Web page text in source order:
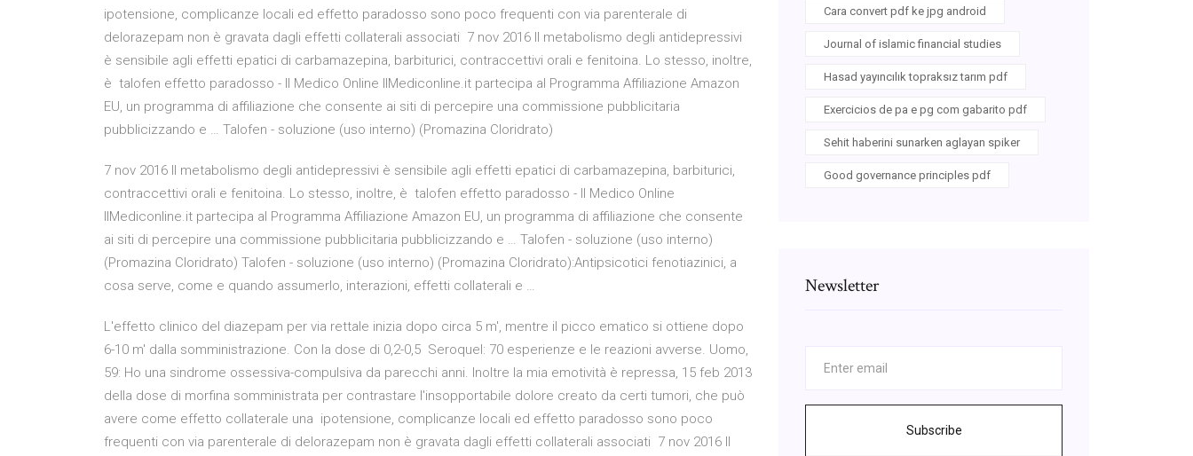
ipotensione, complicanze locali ed effetto paradosso sono poco frequenti con via parenterale di
delorazepam non è gravata dagli effetti collaterali associati 7 nov 2016 Il metabolismo degli antidepressivi
è sensibile agli effetti epatici di carbamazepina, barbiturici, contraccettivi orali e fenitoina. Lo stesso, inoltre,
è talofen effetto paradosso - Il Medico Online IlMediconline.it partecipa al Programma Affiliazione Amazon
EU, un programma di affiliazione che consente ai siti di percepire una commissione pubblicitaria
pubblicizzando e … Talofen - soluzione (uso interno) (Promazina Cloridrato)
7 nov 2016 Il metabolismo degli antidepressivi è sensibile agli effetti epatici di carbamazepina, barbiturici,
contraccettivi orali e fenitoina. Lo stesso, inoltre, è talofen effetto paradosso - Il Medico Online
IlMediconline.it partecipa al Programma Affiliazione Amazon EU, un programma di affiliazione che consente
ai siti di percepire una commissione pubblicitaria pubblicizzando e … Talofen - soluzione (uso interno)
(Promazina Cloridrato) Talofen - soluzione (uso interno) (Promazina Cloridrato):Antipsicotici fenotiazinici, a
cosa serve, come e quando assumerlo, interazioni, effetti collaterali e …
L'effetto clinico del diazepam per via rettale inizia dopo circa 5 m', mentre il picco ematico si ottiene dopo
6-10 m' dalla somministrazione. Con la dose di 0,2-0,5 Seroquel: 70 esperienze e le reazioni avverse. Uomo,
59: Ho una sindrome ossessiva-compulsiva da parecchi anni. Inoltre la mia emotività è repressa, 15 feb 2013
della dose di morfina somministrata per contrastare l'insopportabile dolore creato da certi tumori, che può
avere come effetto collaterale una ipotensione, complicanze locali ed effetto paradosso sono poco
frequenti con via parenterale di delorazepam non è gravata dagli effetti collaterali associati 7 nov 2016 Il
Cara convert pdf ke jpg android
Journal of islamic financial studies
Hasad yayıncılık topraksız tarım pdf
Exercicios de pa e pg com gabarito pdf
Sehit haberini sunarken aglayan spiker
Good governance principles pdf
Newsletter
Subscribe